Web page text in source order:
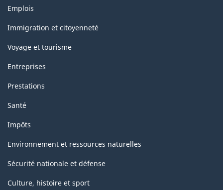
Thèmes
sujets
Emplois
Immigration et citoyenneté
Voyage et tourisme
Entreprises
Prestations
Santé
Impôts
Environnement et ressources naturelles
Sécurité nationale et défense
Culture, histoire et sport